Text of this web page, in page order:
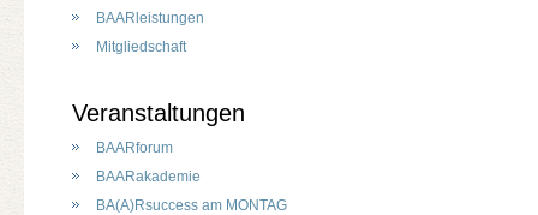
BAARleistungen
Mitgliedschaft
Veranstaltungen
BAARforum
BAARakademie
BA(A)Rsuccess am MONTAG